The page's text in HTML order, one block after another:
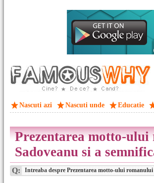
Nascuti azi Nascuti unde Educatie
Prezentarea motto-
Sadoveanu si a
Q: Intreaba despre Prezentarea motto-ului